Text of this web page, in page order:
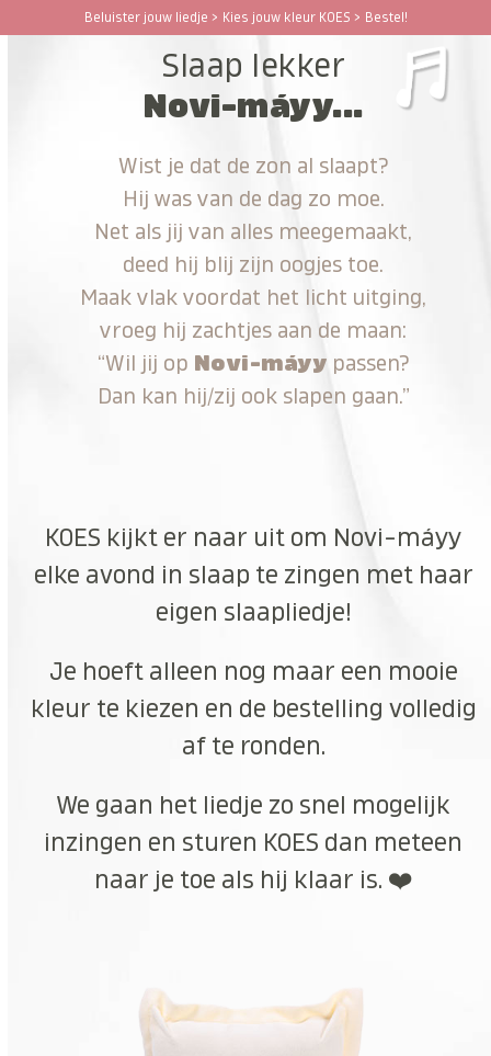
Beluister jouw liedje > Kies jouw kleur KOES > Bestel!
Open
Close
Slaap lekker
Novi-máyy...
Wist je dat de zon al slaapt?
Hij was van de dag zo moe.
Net als jij van alles meegemaakt,
deed hij blij zijn oogjes toe.
Maak vlak voordat het licht uitging,
vroeg hij zachtjes aan de maan:
“Wil jij op Novi-máyy passen?
Dan kan hij/zij ook slapen gaan.”
KOES kijkt er naar uit om Novi-máyy
elke avond in slaap te zingen met haar
eigen slaapliedje!
Je hoeft alleen nog maar een mooie
kleur te kiezen en de bestelling volledig
af te ronden.
We gaan het liedje zo snel mogelijk
inzingen en sturen KOES dan meteen
naar je toe als hij klaar is. ❤️